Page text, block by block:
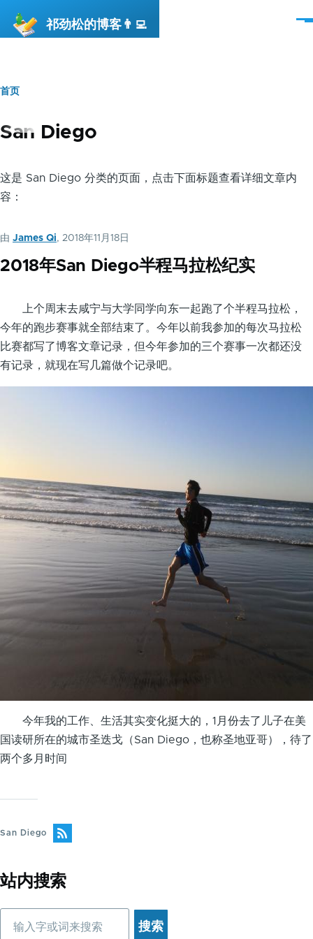
祁劲松的博客👨‍💻
菜
面
包
首页
San Diego
这是 San Diego 分类的页面，点击下面标题查看详细文章内
容：
由 James Qi, 2018年11月18日
2018年San Diego半程马拉松纪实
上个周末去咸宁与大学同学向东一起跑了个半程马拉松，
今年的跑步赛事就全部结束了。今年以前我参加的每次马拉松
比赛都写了博客文章记录，但今年参加的三个赛事一次都还没
有记录，就现在写几篇做个记录吧。
今年我的工作、生活其实变化挺大的，1月份去了儿子在美
国读研所在的城市圣迭戈（San Diego，也称圣地亚哥），待了
两个多月时间
San Diego
站内搜索